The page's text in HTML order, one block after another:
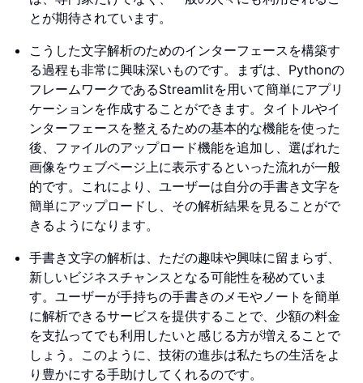
とが期待されています。
こうした文字解析のためのインターフェースを構築す
る過程も非常に興味深いものです。まずは、Pythonの
フレームワークであるStreamlitを用いて簡単にアプリ
ケーションを作成することができます。タイトルやイ
ンターフェースを整えるための基本的な機能を使った
後、ファイルのアップロード機能を追加し、選ばれた
画像をウェブページ上に表示するといった流れが一般
的です。これにより、ユーザーは自分の手書き文字を
簡単にアップロードし、その解析結果を見ることがで
きるようになります。
手書き文字の解析は、ただの趣味や興味に留まらず、
新しいビジネスチャンスとなる可能性を秘めていま
す。ユーザーが手持ちの手書きのメモやノートを簡単
に解析できるサービスを提供することで、少額の料金
を支払ってでも利用したいと感じる方が増えることで
しょう。このように、技術の進歩は私たちの生活をよ
り豊かにする手助けしてくれるのです。